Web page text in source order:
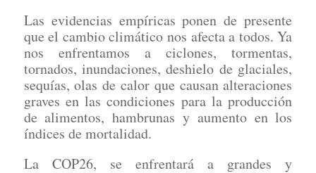
Las evidencias empíricas ponen de presente
que el cambio climático nos afecta a todos. Ya
nos enfrentamos a ciclones, tormentas,
tornados, inundaciones, deshielo de glaciales,
sequías, olas de calor que causan alteraciones
graves en las condiciones para la producción
de alimentos, hambrunas y aumento en los
índices de mortalidad.
La COP26, se enfrentará a grandes y